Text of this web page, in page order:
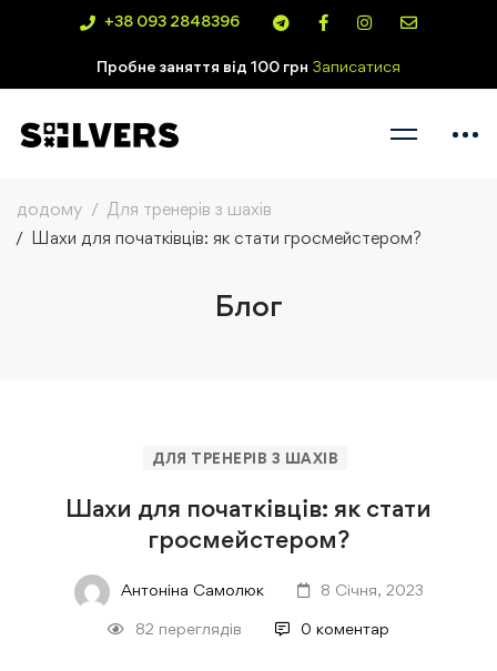
+38 093 2848396
Пробне заняття від 100 грн Записатися
додому
Для тренерів з шахів
Шахи для початківців: як стати гросмейстером?
Блог
ДЛЯ ТРЕНЕРІВ З ШАХІВ
Шахи для початківців: як стати
гросмейстером?
Антоніна Самолюк 8 Січня, 2023
82 переглядів 0 коментар